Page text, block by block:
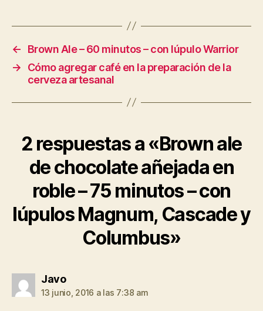
←
Brown Ale – 60 minutos – con lúpulo Warrior
→
Cómo agregar café en la preparación de la
cerveza artesanal
2 respuestas a «Brown ale
de chocolate añejada en
roble – 75 minutos – con
lúpulos Magnum, Cascade y
Columbus»
Javodice:
13 junio, 2016 a las 7:38 am